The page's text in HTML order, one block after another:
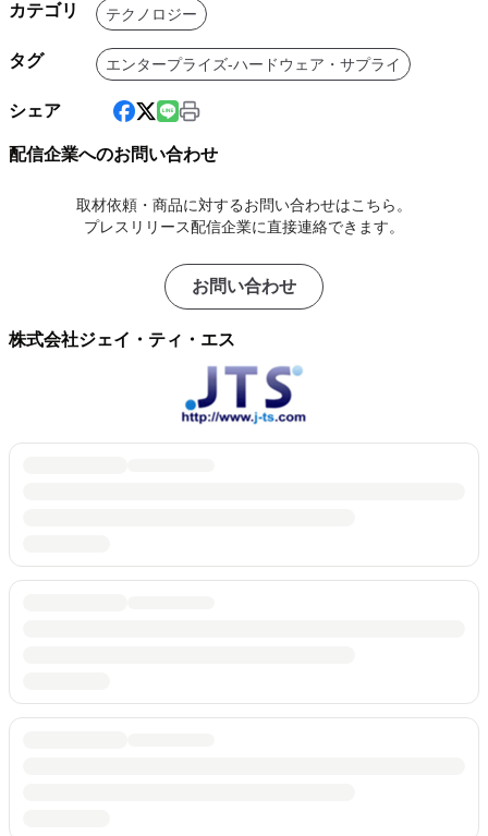
カテゴリ テクノロジー
タグ エンタープライズ-ハードウェア・サプライ
シェア
配信企業へのお問い合わせ
取材依頼・商品に対するお問い合わせはこちら。
プレスリリース配信企業に直接連絡できます。
お問い合わせ
株式会社ジェイ・ティ・エス